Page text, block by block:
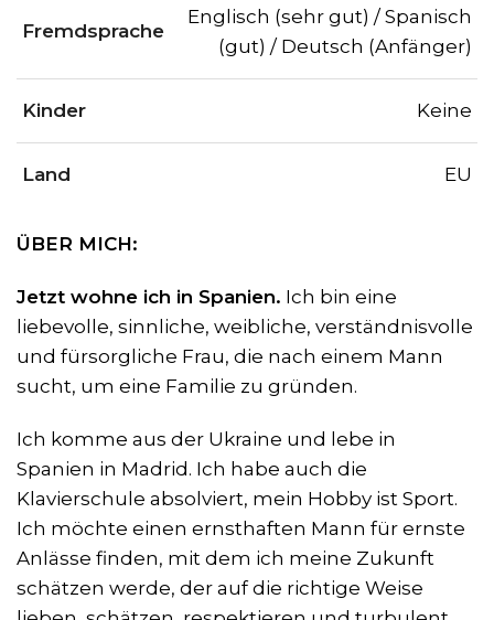
Fremdsprache
Englisch (sehr gut) / Spanisch
(gut) / Deutsch (Anfänger)
Kinder Keine
Land EU
ÜBER MICH:
Jetzt wohne ich in Spanien. Ich bin eine
liebevolle, sinnliche, weibliche, verständnisvolle
und fürsorgliche Frau, die nach einem Mann
sucht, um eine Familie zu gründen.
Ich komme aus der Ukraine und lebe in
Spanien in Madrid. Ich habe auch die
Klavierschule absolviert, mein Hobby ist Sport.
Ich möchte einen ernsthaften Mann für ernste
Anlässe finden, mit dem ich meine Zukunft
schätzen werde, der auf die richtige Weise